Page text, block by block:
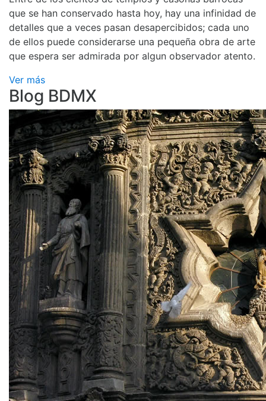
que se han conservado hasta hoy, hay una infinidad de
detalles que a veces pasan desapercibidos; cada uno
de ellos puede considerarse una pequeña obra de arte
que espera ser admirada por algun observador atento.
Ver más
Blog BDMX